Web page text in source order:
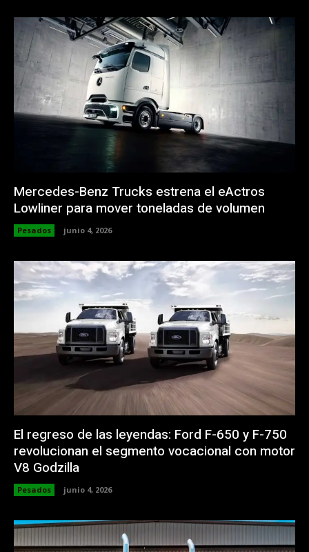
Mercedes-Benz Trucks estrena el eActros
Lowliner para mover toneladas de volumen
Pesados junio 4, 2026
El regreso de las leyendas: Ford F-650 y F-750
revolucionan el segmento vocacional con motor
V8 Godzilla
Pesados junio 4, 2026